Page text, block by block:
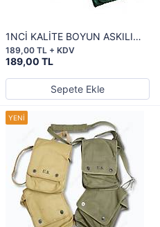
1NCİ KALİTE BOYUN ASKILI
CÜZDAN
189,00 TL
189,00 TL + KDV
Sepete Ekle